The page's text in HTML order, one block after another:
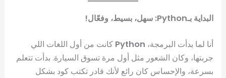
البداية بـPython: سهل، بسيط، وفعّال!
أنا لما بدأت البرمجة، Python كانت من أول اللغات اللي
جربتها، وكان الشعور مثل أول مرة تسوق السيارة. بدأت تتعلم
بسرعة، والإحساس كان رائع لأنك قادر تكتب كود بشكل